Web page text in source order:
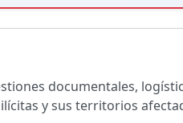
documentales,
y sus territorios